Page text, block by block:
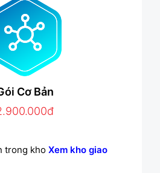
Cơ Bản
trong kho Xem kho giao